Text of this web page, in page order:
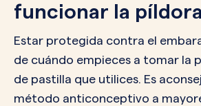
funcionar la
Estar protegida contra el
de cuándo empieces a tomar la
de pastilla que utilices. Es
método anticonceptivo a